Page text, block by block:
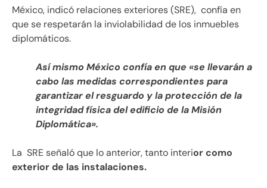
México, indicó relaciones exteriores (SRE), confía en
que se respetarán la inviolabilidad de los inmuebles
diplomáticos.
Así mismo México confía en que «se llevarán a
cabo las medidas correspondientes para
garantizar el resguardo y la protección de la
integridad física del edificio de la Misión
Diplomática».
La SRE señaló que lo anterior, tanto interior como
exterior de las instalaciones.